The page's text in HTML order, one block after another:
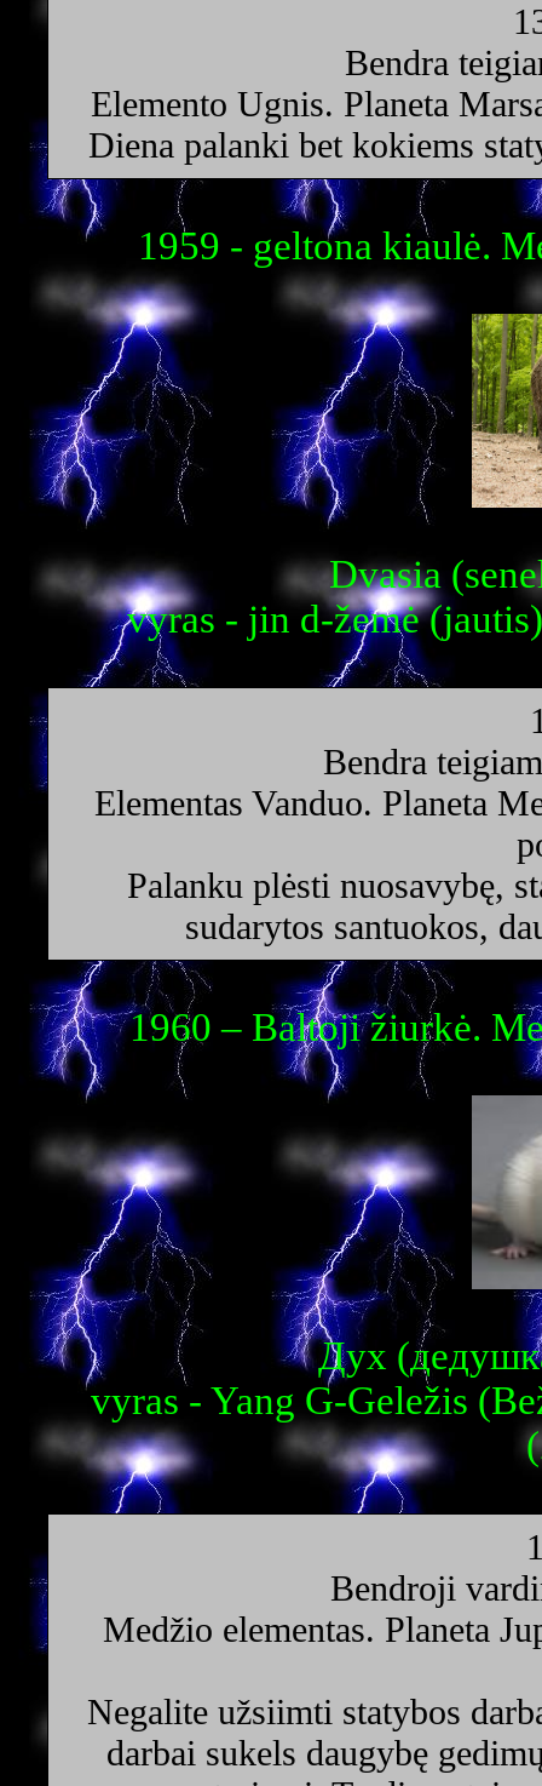
Bendra
Elemento Ugnis. Planeta
Diena palanki bet kokiems
1959 - geltona kiaulė.
Dvasia
vyras - jin d-žemė
Bendra
Elementas Vanduo. Planeta
Palanku plėsti nuosavybę,
sudarytos santuokos,
1960 – Baltoji žiurkė.
Дух
vyras - Yang G-Geležis
Bendroji
Medžio elementas. Planeta
Negalite užsiimti statybos
darbai sukels daugybę